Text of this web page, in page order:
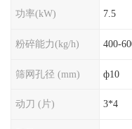
功率(kW) 7.5
粉碎能力(kg/h) 400-
筛网孔径 (mm) ф10
动刀 (片) 3*4